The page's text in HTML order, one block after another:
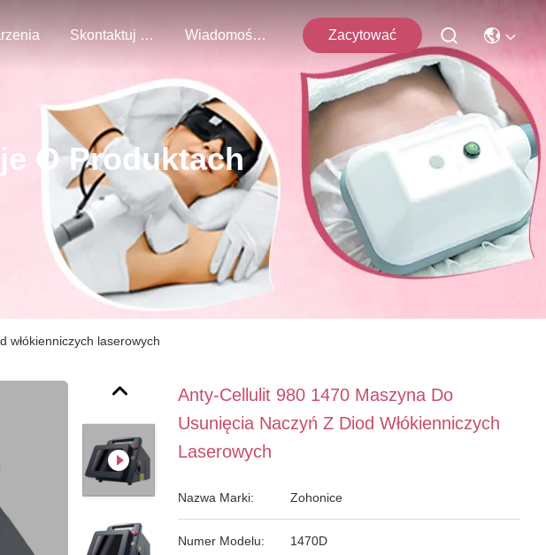
Skontaktuj Się Z Nami Wiadomości Firmowe Zacytować
O Produktach
włókienniczych laserowych
Anty-Cellulit 980 1470 Maszyna Do
Usunięcia Naczyń Z Diod Włókienniczych
Laserowych
Nazwa Marki: Zohonice
Numer Modelu: 1470D